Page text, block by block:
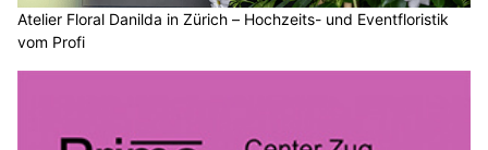
Atelier Floral Danilda in Zürich – Hochzeits- und Eventfloristik
vom Profi